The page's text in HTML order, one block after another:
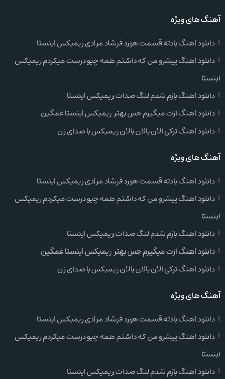
آهنگ های ویژه
دانلود اهنگ یادته قسمت هورد فرشاد مرادی ریمیکس اینستا
دانلود اهنگ پیشرو من که داشتم همه چیو درست میکردم ریمیکس
اینستا
دانلود اهنگ بازم شدم لنگ صدات ریمیکس اینستا
دانلود اهنگ ازت میگیرم حس بهتر ریمیکس اینستا غمگین
دانلود اهنگ ترکی الان یالان یالان ریمیکس با صدای زن
آهنگ های ویژه
دانلود اهنگ یادته قسمت هورد فرشاد مرادی ریمیکس اینستا
دانلود اهنگ پیشرو من که داشتم همه چیو درست میکردم ریمیکس
اینستا
دانلود اهنگ بازم شدم لنگ صدات ریمیکس اینستا
دانلود اهنگ ازت میگیرم حس بهتر ریمیکس اینستا غمگین
دانلود اهنگ ترکی الان یالان یالان ریمیکس با صدای زن
آهنگ های ویژه
دانلود اهنگ یادته قسمت هورد فرشاد مرادی ریمیکس اینستا
دانلود اهنگ پیشرو من که داشتم همه چیو درست میکردم ریمیکس
اینستا
دانلود اهنگ بازم شدم لنگ صدات ریمیکس اینستا